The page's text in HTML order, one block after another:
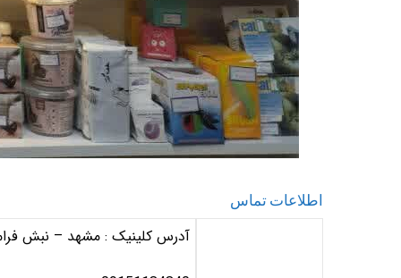
اطلاعات تماس
آدرس کلینیک : مشهد – نبش